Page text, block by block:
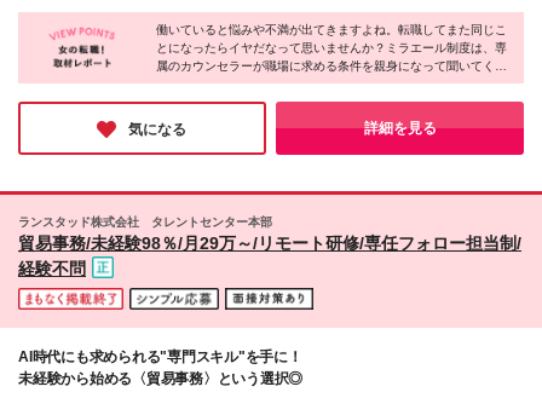
岡山 17万6000円～ 香川 17万5000円～ 北海道 17万
4000円～ 新潟 17万3500円～ 福島 16万9500円～ 山
口/愛媛 16万8500円～ 熊本 16万5500円～ 長崎 16万
同様) 勤務エリア/東京・神奈川・千葉・埼玉・名古
屋・大阪・京都・兵庫 ・札幌・仙台・静岡・福岡 試
滋賀、京都、大阪、神戸、奈良、広島、岡山、香川、
愛媛、山口、福岡、熊本、長崎、鹿児島の当社取引先
企業での勤務 ◆大手企業で働くチャンス！ ◆転勤な
し/自宅から通える範囲で希望を考慮して決定 ◆キレ
イ＆おしゃれオフィス多数 ◆駅チカで通勤に便利な
エリアも♪ ※配属先によって異なります 【勤務地エリ
アの一例】 東京都……23区内メイン 神奈川県……横
田・淀屋橋・本町・難波 など 兵庫県……神戸市メ
イン・三ノ宮 など 福岡県……博多・天神 など
働いていると悩みや不満が出てきますよね。転職してまた同じこ
とになったらイヤだなって思いませんか？ミラエール制度は、専
属のカウンセラーが職場に求める条件を親身になって聞いてくれ
るみたい！入社してからじゃないとわからないことに悩まされる
心配もなくなりそうですね。女性が長く働くために必要な要素が
詰まった会社だと感じました！
気になる 詳細を見る
ランスタッド株式会社 タレントセンター本部
貿易事務/未経験98％/月29万～/リモート研修/専任フォロー担当制/
経験不問
AI時代にも求められる"専門スキル"を手に！
未経験から始める〈貿易事務〉という選択◎